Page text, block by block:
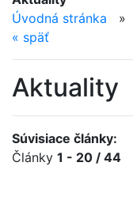
Úvodná stránka
»
« späť
Aktuality
Súvisiace články:
Články 1 - 20 / 44